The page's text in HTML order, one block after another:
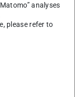
welches nach
auch Live-
von
UA bereitstellt.
analyses
please refer to